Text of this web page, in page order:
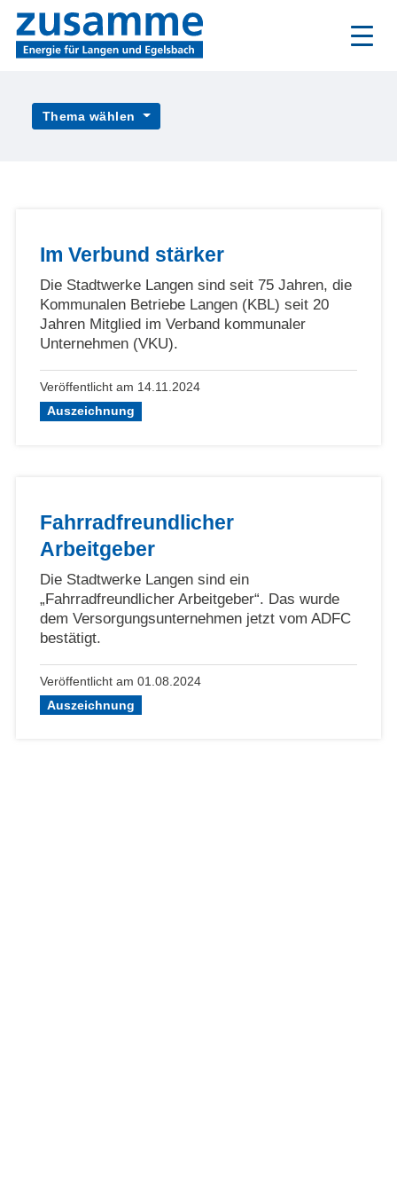
Zum
Inhalt
Thema wählen
Im Verbund stärker
Die Stadtwerke Langen sind seit 75 Jahren, die
Kommunalen Betriebe Langen (KBL) seit 20
Jahren Mitglied im Verband kommunaler
Unternehmen (VKU).
Veröffentlicht am 14.11.2024
Auszeichnung
Fahrradfreundlicher
Arbeitgeber
Die Stadtwerke Langen sind ein
„Fahrradfreundlicher Arbeitgeber“. Das wurde
dem Versorgungsunternehmen jetzt vom ADFC
bestätigt.
Veröffentlicht am 01.08.2024
Auszeichnung